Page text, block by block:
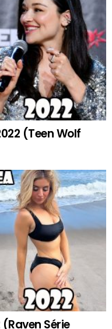
(Teen Wolf
Série